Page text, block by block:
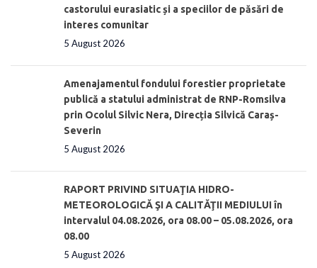
castorului eurasiatic și a speciilor de păsări de
interes comunitar
5 August 2026
Amenajamentul fondului forestier proprietate
publică a statului administrat de RNP-Romsilva
prin Ocolul Silvic Nera, Direcția Silvică Caraș-
Severin
5 August 2026
RAPORT PRIVIND SITUAŢIA HIDRO-
METEOROLOGICĂ ŞI A CALITĂŢII MEDIULUI în
intervalul 04.08.2026, ora 08.00 – 05.08.2026, ora
08.00
5 August 2026